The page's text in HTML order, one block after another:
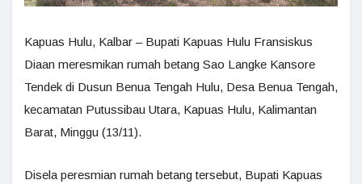
Kapuas Hulu, Kalbar – Bupati Kapuas Hulu Fransiskus
Diaan meresmikan rumah betang Sao Langke Kansore
Tendek di Dusun Benua Tengah Hulu, Desa Benua Tengah,
kecamatan Putussibau Utara, Kapuas Hulu, Kalimantan
Barat, Minggu (13/11).
Disela peresmian rumah betang tersebut, Bupati Kapuas